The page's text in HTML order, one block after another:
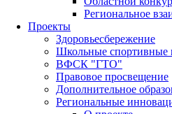
Региональное
Проекты
Здоровьесбережение
Школьные спортивные
ВФСК "ГТО"
Правовое просвещение
Дополнительное
Региональные